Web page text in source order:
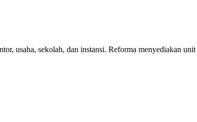
usaha, sekolah, dan instansi. Reforma menyediakan